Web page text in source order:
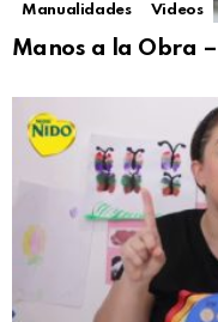
Manualidades Videos
Manos a la Obra